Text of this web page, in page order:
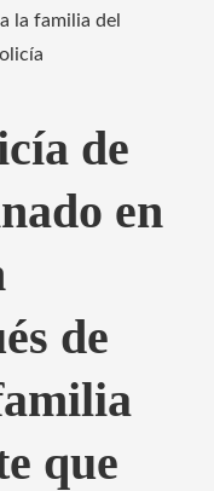
la familia del
de
en
de
que